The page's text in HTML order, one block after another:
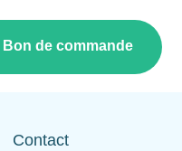
Bon de commande
Contact